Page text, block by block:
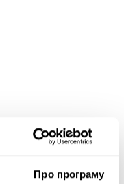
Про програму